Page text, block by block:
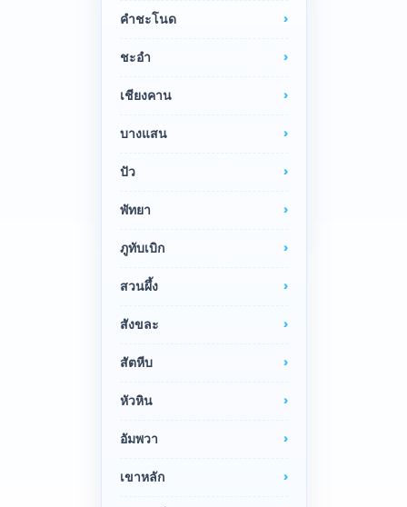
คำชะโนด
ชะอำ
เชียงคาน
บางแสน
ปัว
พัทยา
ภูทับเบิก
สวนผึ้ง
สังขละ
สัตหีบ
หัวหิน
อัมพวา
เขาหลัก